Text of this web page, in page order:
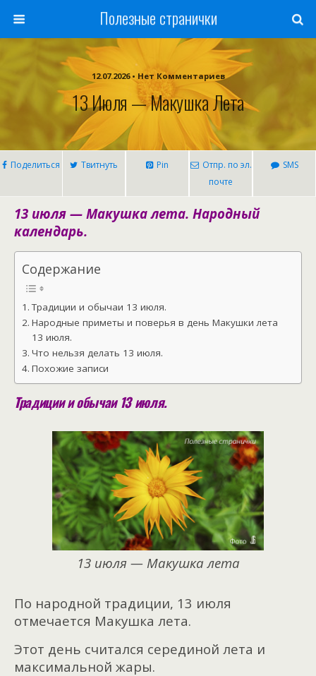
Полезные странички
12.07.2026 • Нет Комментариев
13 Июля — Макушка Лета
Поделиться Твитнуть Pin
Отпр. по эл.
почте
SMS
13 июля — Макушка лета. Народный
календарь.
Содержание
Традиции и обычаи 13 июля.
Народные приметы и поверья в день Макушки лета
13 июля.
Что нельзя делать 13 июля.
Похожие записи
Традиции и обычаи 13 июля.
13 июля — Макушка лета
По народной традиции, 13 июля
отмечается Макушка лета.
Этот день считался серединой лета и
максимальной жары.